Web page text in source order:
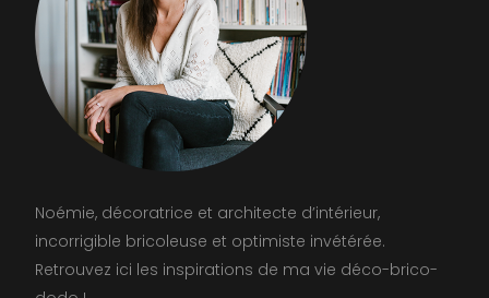
Noémie, décoratrice et architecte d’intérieur,
incorrigible bricoleuse et optimiste invétérée.
Retrouvez ici les inspirations de ma vie déco-brico-